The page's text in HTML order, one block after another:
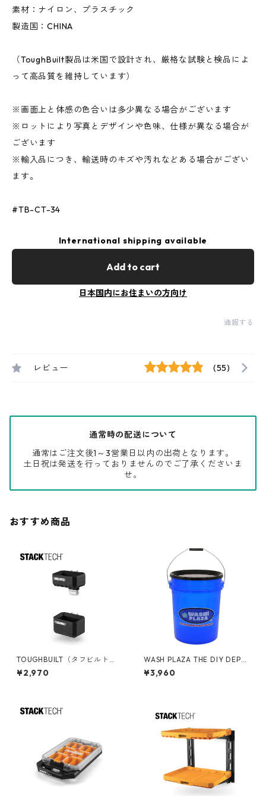
素材：ナイロン、プラスチック
製造国：CHINA
（ToughBuilt製品は米国で設計され、厳格な試験と検品によ
って高品質を維持しています）
※画面上と体感の色合いは多少異なる場合がございます
※ロットにより写真とデザインや色味、仕様が異なる場合が
ございます
※輸入品につき、輸送時のキズや汚れなどある場合がござい
ます。
#TB-CT-34
International shipping available
Add to cart
日本国内にお住まいの方向け
通報する
レビュー (55)
通常時の配送について
通常はご注文後1～3営業日以内の出荷となります。
土日祝は発送を行っておりませんのでご了承くださいま
せ。
おすすめ商品
TOUGHBUILT（タフビルト）S
TACK TECH(スタックテック)
ロングツールホルダー TB-B1-
¥2,970
WASH PLAZA THE DIY DEPO
T 5gal バケット フタ付き 05
GLTDD-WASH
¥3,960